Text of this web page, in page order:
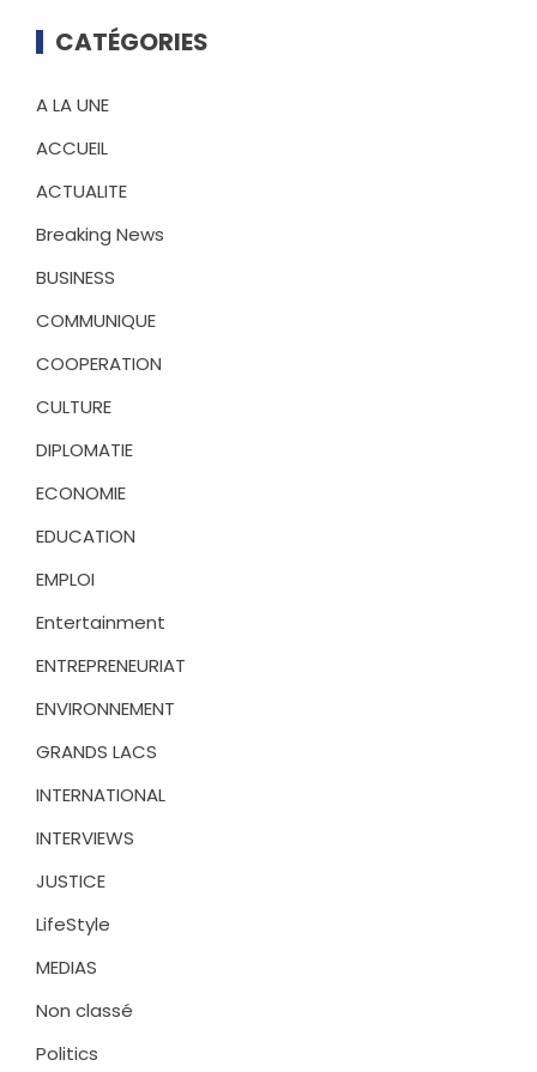
CATÉGORIES
A LA UNE
ACCUEIL
ACTUALITE
Breaking News
BUSINESS
COMMUNIQUE
COOPERATION
CULTURE
DIPLOMATIE
ECONOMIE
EDUCATION
EMPLOI
Entertainment
ENTREPRENEURIAT
ENVIRONNEMENT
GRANDS LACS
INTERNATIONAL
INTERVIEWS
JUSTICE
LifeStyle
MEDIAS
Non classé
Politics